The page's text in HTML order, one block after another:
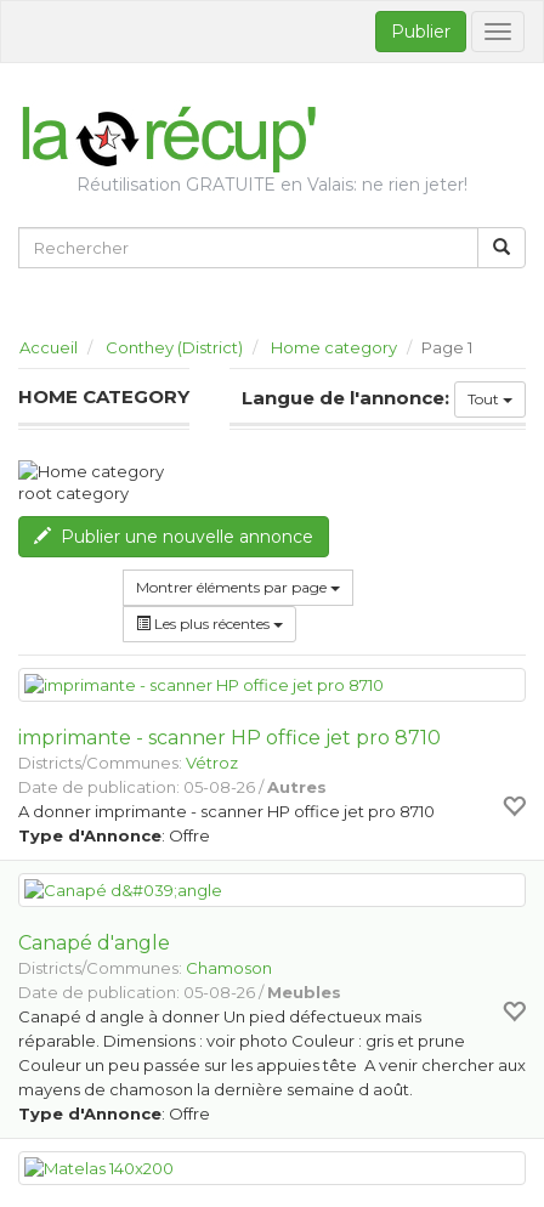
Publier
Réutilisation GRATUITE en Valais: ne rien jeter!
Accueil Conthey (District) Home category Page 1
HOME CATEGORY Langue de l'annonce: Tout
root category
Publier une nouvelle annonce
Montrer éléments par page
Les plus récentes
imprimante - scanner HP office jet pro 8710
Districts/Communes: Vétroz
Date de publication: 05-08-26 /Autres
A donner imprimante - scanner HP office jet pro 8710
Type d'Annonce: Offre
Canapé d'angle
Districts/Communes: Chamoson
Date de publication: 05-08-26 /Meubles
Canapé d angle à donner Un pied défectueux mais
réparable. Dimensions : voir photo Couleur : gris et prune
Couleur un peu passée sur les appuies tête A venir chercher aux
mayens de chamoson la dernière semaine d août.
Type d'Annonce: Offre